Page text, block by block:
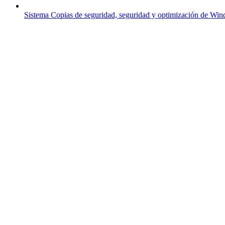
Sistema Copias de seguridad, seguridad y optimización de